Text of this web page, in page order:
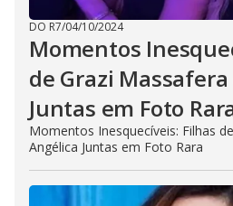
DO R7/04/10/2024
Momentos
de Grazi
Juntas em Foto
Momentos Inesquecíveis: Filhas
Angélica Juntas em Foto Rara